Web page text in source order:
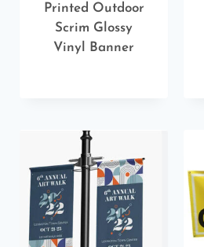
Printed Outdoor
Scrim Glossy
Vinyl Banner